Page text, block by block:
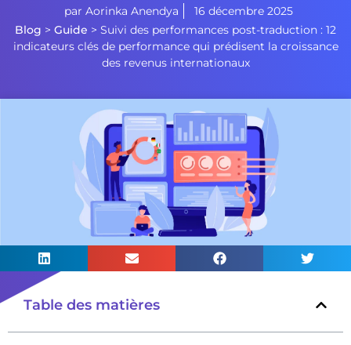
par Aorinka Anendya
16 décembre 2025
Blog > Guide > Suivi des performances post-traduction : 12
indicateurs clés de performance qui prédisent la croissance
des revenus internationaux
Table des matières